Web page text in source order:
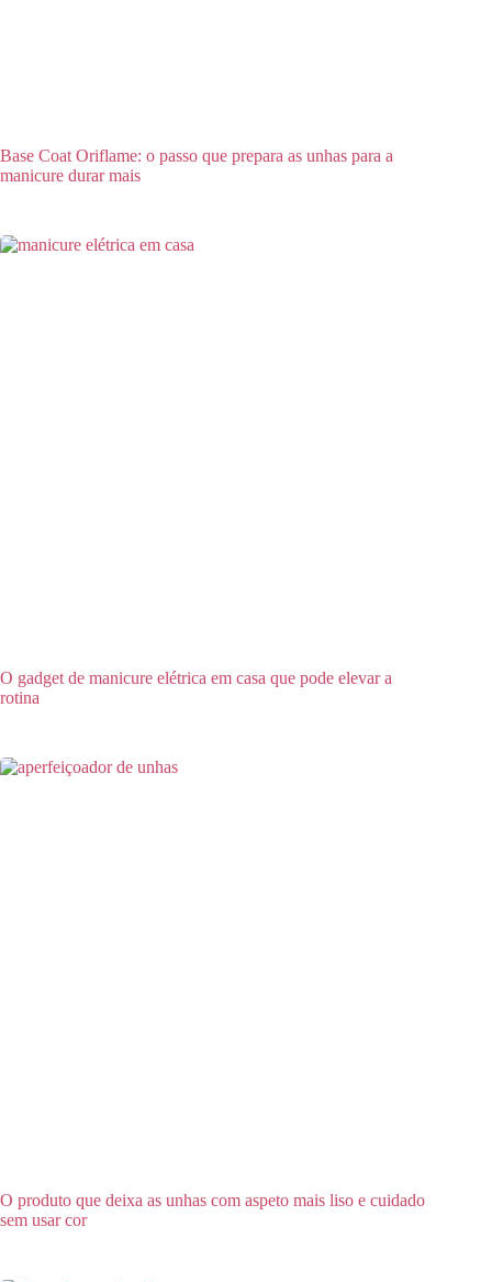
Base Coat Oriflame: o passo que prepara as unhas para a
manicure durar mais
O gadget de manicure elétrica em casa que pode elevar a
rotina
O produto que deixa as unhas com aspeto mais liso e cuidado
sem usar cor